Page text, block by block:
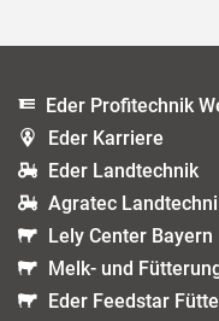
Eder Profitechnik
Eder Karriere
Eder Landtechnik
Agratec
Lely Center Bayern
Melk- und
Eder Feedstar